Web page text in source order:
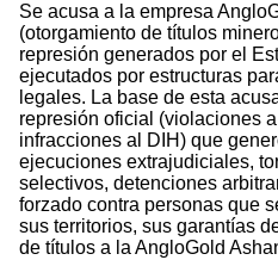
Se acusa a la empresa
(otorgamiento de títulos
represión generados por el
ejecutados por estructuras
legales. La base de esta
represión oficial (violaciones
infracciones al DIH) que
ejecuciones extrajudiciales,
selectivos, detenciones
forzado contra personas que
sus territorios, sus garantías
de títulos a la AngloGold